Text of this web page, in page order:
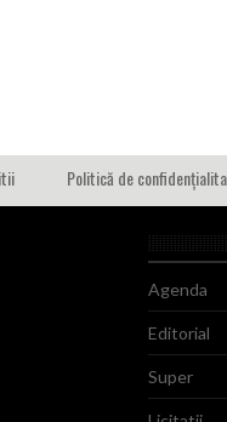
Politică de
Agenda
Editorial
Super